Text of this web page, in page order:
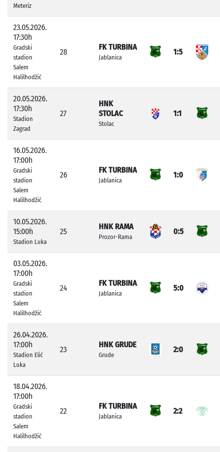
Meteriz
23.05.2026.
17:30h
Gradski
stadion
Salem
Halilhodžić
28
FK TURBINA
Jablanica
1:5
20.05.2026.
17:30h
Stadion
Zagrad
27
HNK
STOLAC
Stolac
1:1
16.05.2026.
17:00h
Gradski
stadion
Salem
Halilhodžić
26
FK TURBINA
Jablanica
1:0
10.05.2026.
15:00h
Stadion Luka
25
HNK RAMA
Prozor-Rama
0:5
03.05.2026.
17:00h
Gradski
stadion
Salem
Halilhodžić
24
FK TURBINA
Jablanica
5:0
26.04.2026.
17:00h
Stadion Elić
Luka
23
HNK GRUDE
Grude
2:0
18.04.2026.
17:00h
Gradski
stadion
Salem
Halilhodžić
22
FK TURBINA
Jablanica
2:2